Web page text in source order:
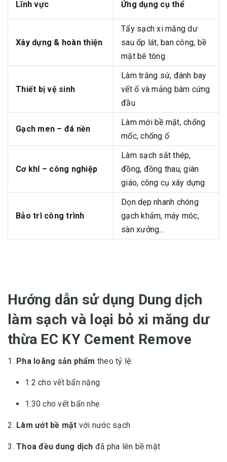
Lĩnh vực Ứng dụng cụ thể
Xây dựng & hoàn thiện
Tẩy sạch xi măng dư
sau ốp lát, ban công, bề
mặt bê tông
Thiết bị vệ sinh
Làm trắng sứ, đánh bay
vết ố và mảng bám cứng
đầu
Gạch men – đá nền
Làm mới bề mặt, chống
mốc, chống ố
Cơ khí – công nghiệp
Làm sạch sắt thép,
đồng, đồng thau, giàn
giáo, công cụ xây dựng
Bảo trì công trình
Dọn dẹp nhanh chóng
gạch khảm, máy móc,
sàn xưởng…
Hướng dẫn sử dụng Dung dịch
làm sạch và loại bỏ xi măng dư
thừa EC KY Cement Remove
Pha loãng sản phẩm theo tỷ lệ:
1:2 cho vết bẩn nặng
1:30 cho vết bẩn nhẹ
Làm ướt bề mặt với nước sạch
Thoa đều dung dịch đã pha lên bề mặt